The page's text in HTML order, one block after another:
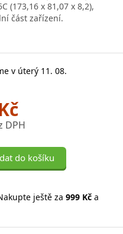
(173,16 x 81,07 x 8,2),
část zařízení.
v úterý 11. 08.
DPH
do košíku
ještě za 999 Kč a